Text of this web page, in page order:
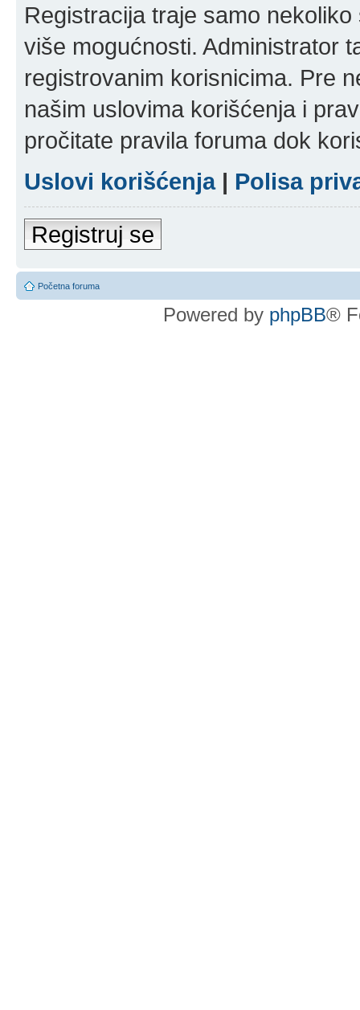
Registracija traje samo
više mogućnosti. Administrator
registrovanim korisnicima. Pre
našim uslovima korišćenja i
pročitate pravila foruma dok
Uslovi korišćenja| Polisa
Registruj se
Početna foruma
Powered by phpBB®